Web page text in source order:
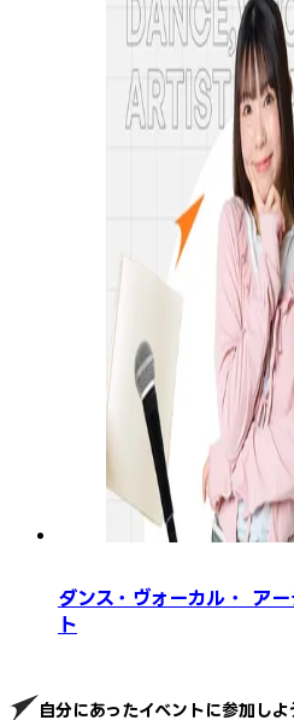
ダンス・ヴォーカル・ ア
ト
自分にあったイベントに参加しよ